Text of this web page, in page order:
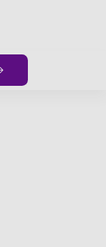
Vrijheid